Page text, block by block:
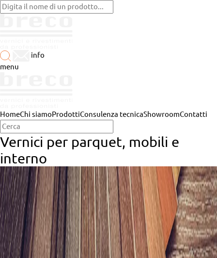
info
menu
HomeChi siamoProdottiConsulenza tecnicaShowroomContatti
Vernici per parquet, mobili e
interno